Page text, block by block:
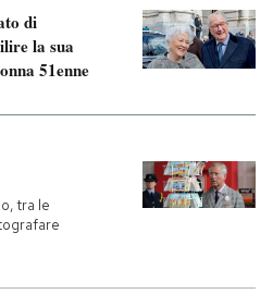
di
la sua
51enne
tra le